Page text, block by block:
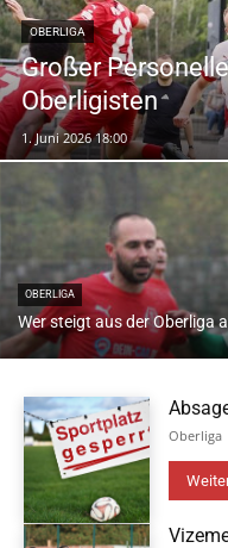
OBERLIGA
Großer
Oberligisten
1. Juni 2026 18:00
OBERLIGA
Wer steigt aus der Oberliga
Oberliga